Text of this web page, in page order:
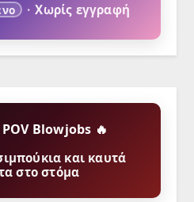
· Χωρίς εγγραφή
Blowjobs 🔥
και καυτά
στο στόμα